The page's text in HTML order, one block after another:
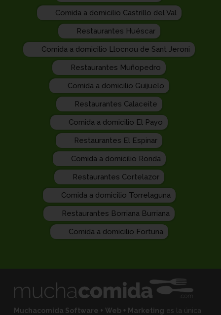
Comida a domicilio Castrillo del Val
Restaurantes Huéscar
Comida a domicilio Llocnou de Sant Jeroni
Restaurantes Muñopedro
Comida a domicilio Guijuelo
Restaurantes Calaceite
Comida a domicilio El Payo
Restaurantes El Espinar
Comida a domicilio Ronda
Restaurantes Cortelazor
Comida a domicilio Torrelaguna
Restaurantes Borriana Burriana
Comida a domicilio Fortuna
Muchacomida Software + Web + Marketing es la única